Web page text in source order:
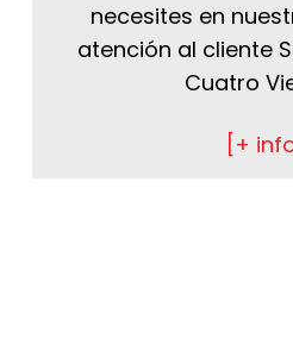
necesites en
atención al cliente
Cuatro
[+